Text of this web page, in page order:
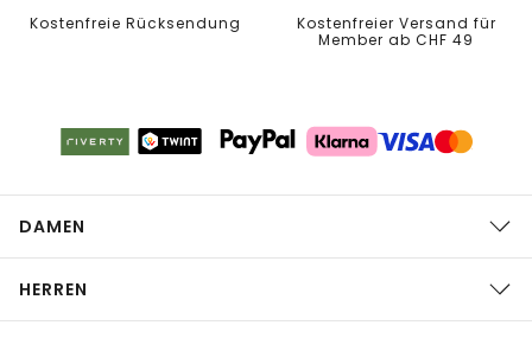
Kostenfreie Rücksendung
Kostenfreier Versand für
Member ab CHF 49
DAMEN
HERREN